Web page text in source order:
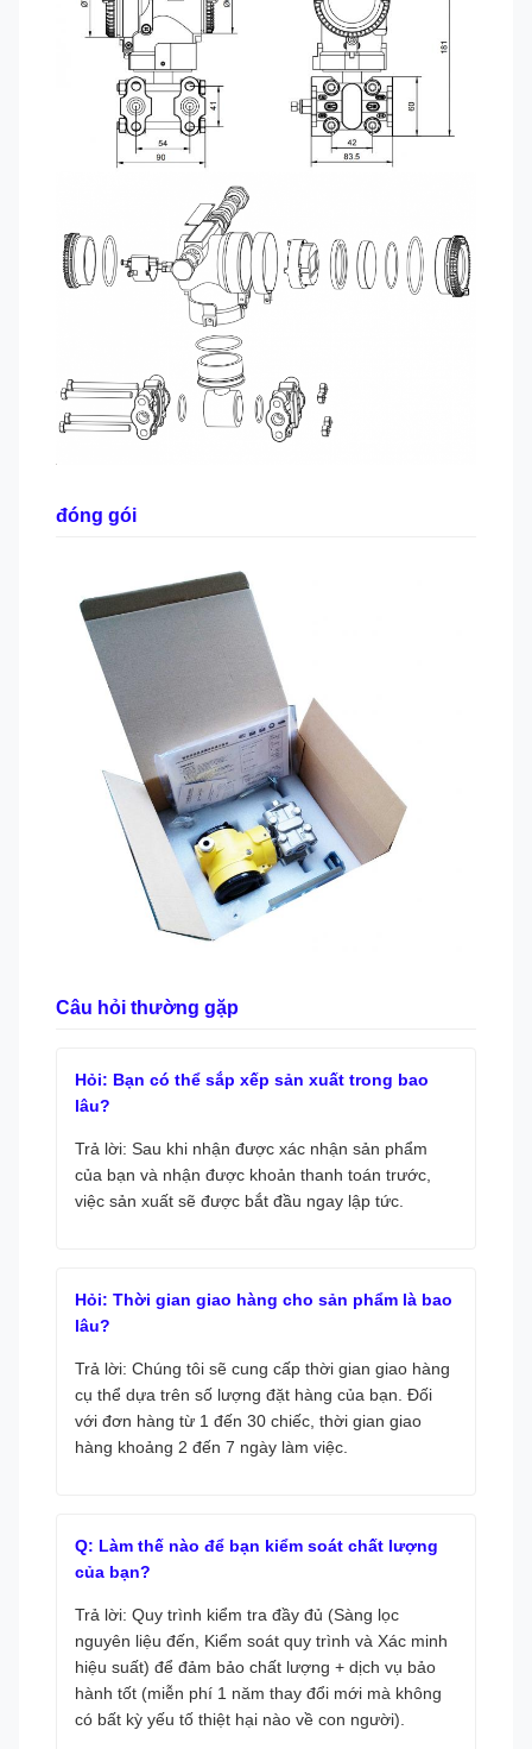
đóng gói
Câu hỏi thường gặp
Hỏi: Bạn có thể sắp xếp sản xuất trong bao
lâu?
Trả lời: Sau khi nhận được xác nhận sản phẩm
của bạn và nhận được khoản thanh toán trước,
việc sản xuất sẽ được bắt đầu ngay lập tức.
Hỏi: Thời gian giao hàng cho sản phẩm là bao
lâu?
Trả lời: Chúng tôi sẽ cung cấp thời gian giao hàng
cụ thể dựa trên số lượng đặt hàng của bạn. Đối
với đơn hàng từ 1 đến 30 chiếc, thời gian giao
hàng khoảng 2 đến 7 ngày làm việc.
Q: Làm thế nào để bạn kiểm soát chất lượng
của bạn?
Trả lời: Quy trình kiểm tra đầy đủ (Sàng lọc
nguyên liệu đến, Kiểm soát quy trình và Xác minh
hiệu suất) để đảm bảo chất lượng + dịch vụ bảo
hành tốt (miễn phí 1 năm thay đổi mới mà không
có bất kỳ yếu tố thiệt hại nào về con người).